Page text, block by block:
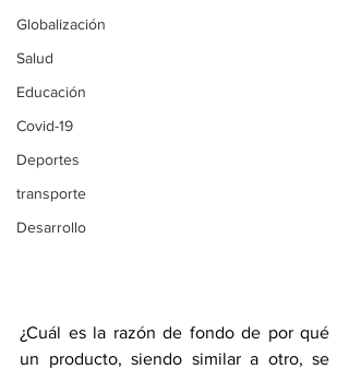
Globalización
Salud
Educación
Covid-19
Deportes
transporte
Desarrollo
¿Cuál es la razón de fondo de por qué
un producto, siendo similar a otro, se